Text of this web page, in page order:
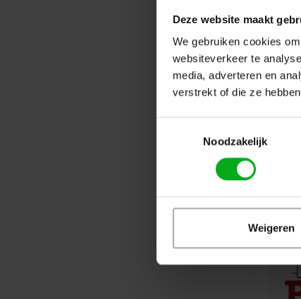
Deze website maakt
We gebruiken cookies
websiteverkeer te
media, adverteren en
verstrekt of die ze
Noodzakelijk
Weigeren